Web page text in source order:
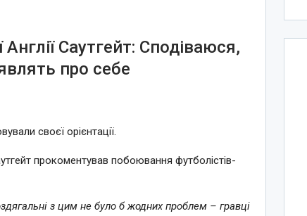
Саутгейт: Сподіваюся,
про себе
своєї орієнтації.
прокоментував побоювання футболістів-
з цим не було б жодних проблем – гравці